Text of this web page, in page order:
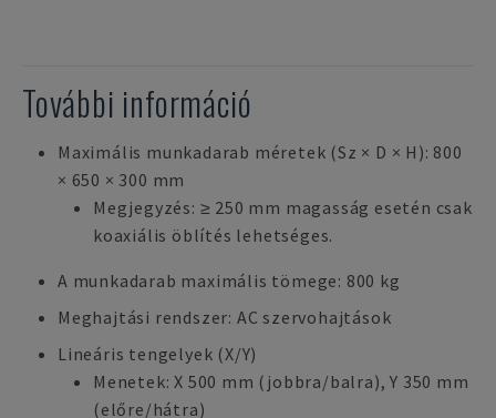
További információ
Maximális munkadarab méretek (Sz × D × H): 800
× 650 × 300 mm
Megjegyzés: ≥ 250 mm magasság esetén csak
koaxiális öblítés lehetséges.
A munkadarab maximális tömege: 800 kg
Meghajtási rendszer: AC szervohajtások
Lineáris tengelyek (X/Y)
Menetek: X 500 mm (jobbra/balra), Y 350 mm
(előre/hátra)